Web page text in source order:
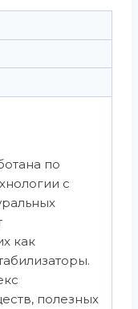
по
с
как
полезных